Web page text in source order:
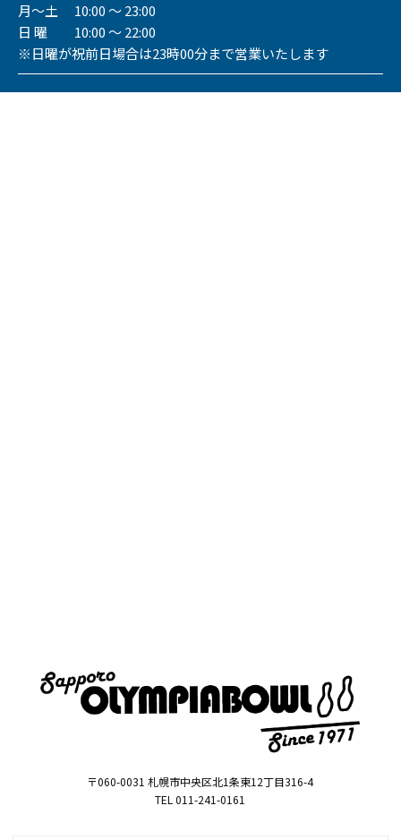
月～土 10:00 ～ 23:00
日 曜 10:00 ～ 22:00
※日曜が祝前日場合は23時00分まで営業いたします
〒060-0031 札幌市中央区北1条東12丁目316-4
TEL 011-241-0161